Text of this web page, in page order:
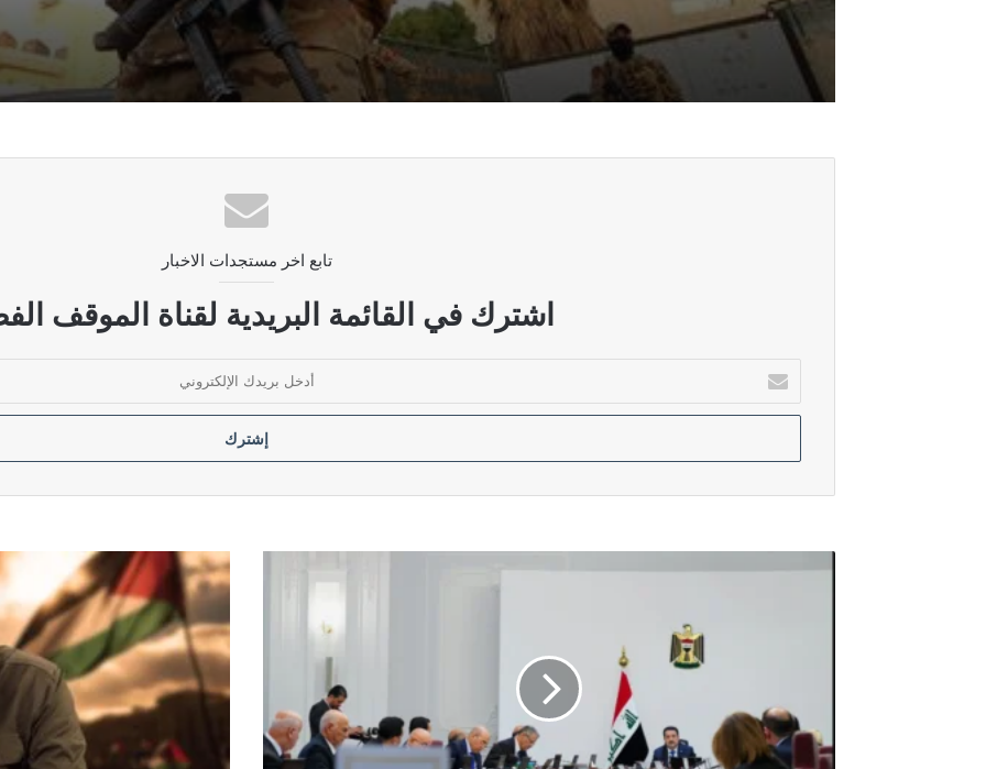
أغسطس 6, 2026
العراق يرفع الجاهزية الأمنية والقتالية للقوات العسكرية بتوجيه من القائد العام
البرلمان يستضيف وزير المالية لبحث تأخر صرف رواتب أكثر من مليون موظف
تحرك رسمي لفتح ملفات الذمة المالية لوزراء ومسؤولي الكهرباء منذ عام 2005
تابع اخر مستجدات الاخبار
اشترك في القائمة البريدية لقناة الموقف
بريدك
الإلكتروني
الشعبي
الولائي
يدين
الاعتداءات
والمجازر
في
اليمن